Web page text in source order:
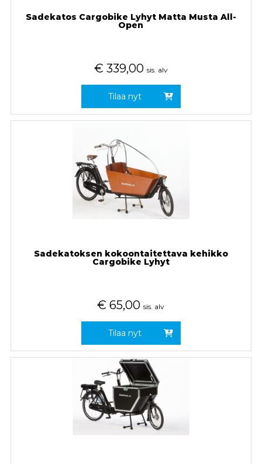
Sadekatos Cargobike Lyhyt Matta Musta All-
Open
€ 339,00 sis. alv
Tilaa nyt
Sadekatoksen kokoontaitettava kehikko
Cargobike Lyhyt
€ 65,00 sis. alv
Tilaa nyt